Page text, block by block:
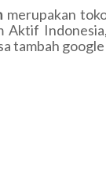
merupakan
Aktif
tambah